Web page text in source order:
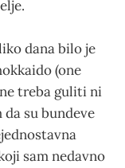
dana bilo je
(one
treba guliti ni
su bundeve
sam nedavno